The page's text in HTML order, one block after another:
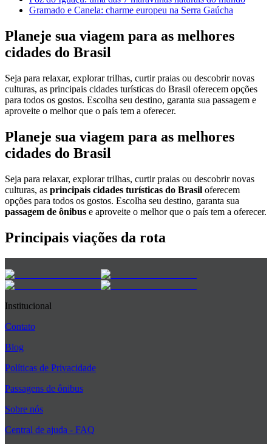
Gramado e Canela: charme europeu na Serra Gaúcha
Planeje sua viagem para as melhores
cidades do Brasil
Seja para relaxar, explorar trilhas, curtir praias ou descobrir novas
culturas, as principais cidades turísticas do Brasil oferecem opções
para todos os gostos. Escolha seu destino, garanta sua passagem e
aproveite o melhor que o país tem a oferecer.
Planeje sua viagem para as melhores
cidades do Brasil
Seja para relaxar, explorar trilhas, curtir praias ou descobrir novas
culturas, as principais cidades turísticas do Brasil oferecem
opções para todos os gostos. Escolha seu destino, garanta sua
passagem de ônibus e aproveite o melhor que o país tem a oferecer.
Principais viações da rota
Institucional
Contato
Blog
Políticas de Privacidade
Passagens de ônibus
Sobre nós
Central de ajuda - FAQ